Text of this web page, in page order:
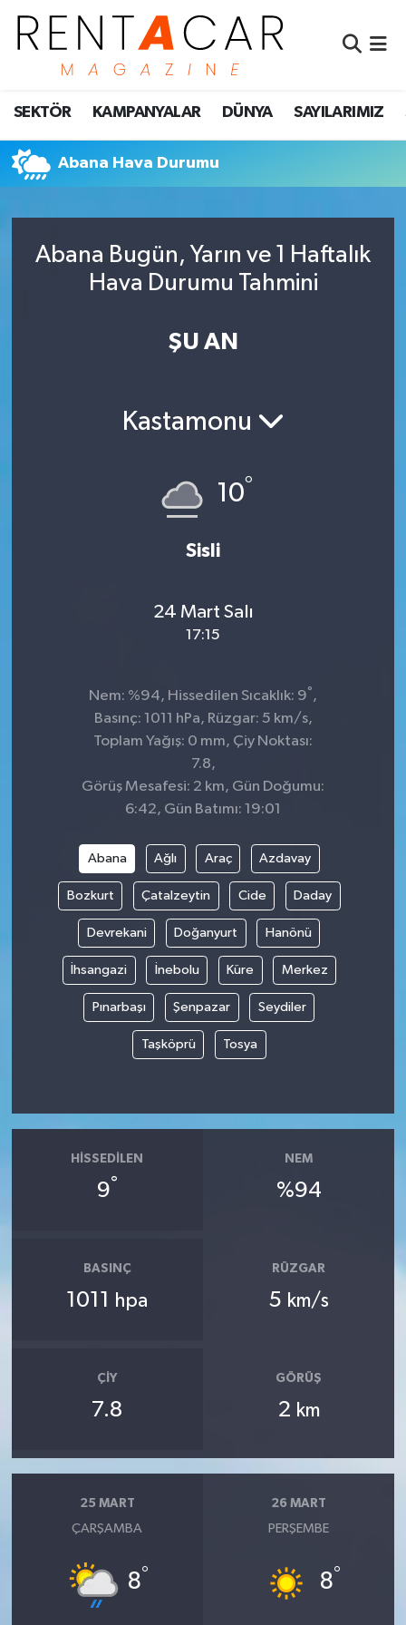
SEKTÖR KAMPANYALAR DÜNYA SAYILARIMIZ
Abana Hava Durumu
Abana Bugün, Yarın ve 1 Haftalık
Hava Durumu Tahmini
ŞU AN
Kastamonu
10°
Sisli
24 Mart Salı
17:15
Nem: %94, Hissedilen Sıcaklık: 9° ,
Basınç: 1011 hPa, Rüzgar: 5 km/s,
Toplam Yağış: 0 mm, Çiy Noktası:
7.8,
Görüş Mesafesi: 2 km, Gün Doğumu:
6:42, Gün Batımı: 19:01
Abana Ağlı Araç Azdavay
Bozkurt Çatalzeytin Cide Daday
Devrekani Doğanyurt Hanönü
İhsangazi İnebolu Küre Merkez
Pınarbaşı Şenpazar Seydiler
Taşköprü Tosya
HISSEDILEN
9°
NEM
%94
BASINÇ
1011 hpa
RÜZGAR
5 km/s
ÇIY
7.8
GÖRÜŞ
2 km
25 MART
ÇARŞAMBA
8°
26 MART
PERŞEMBE
8°
İstanbul Nöbetçi Eczaneler
İstanbul Hava Durumu
İstanbul Namaz Vakitleri
Süper Lig Puan Durumu ve Fikstür
Son Dakika Haberleri